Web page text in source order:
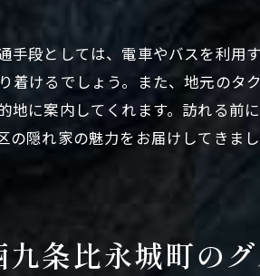
手段としては、電車やバスを利用
着けるでしょう。また、地元のタ
地に案内してくれます。訪れる前
隠れ家の魅力をお届けしてきま
条比永城町のグ